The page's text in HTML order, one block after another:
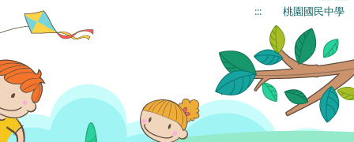
::: 桃園國民中學